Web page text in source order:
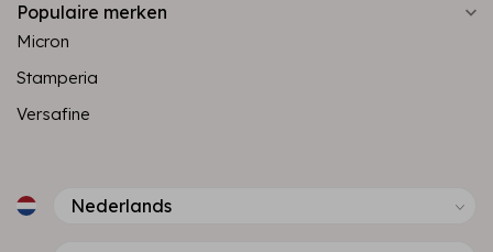
Populaire merken
Micron
Stamperia
Versafine